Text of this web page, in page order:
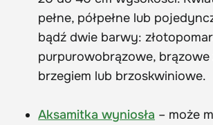
pełne, półpełne lub
bądź dwie barwy:
purpurowobrązowe, brązowe
brzegiem lub brzoskwiniowe.
Aksamitka wyniosła – może